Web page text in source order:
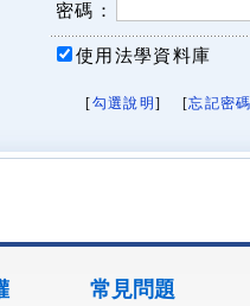
密碼：
使用法學資料庫
[勾選說明 ] [忘記密
常見問題